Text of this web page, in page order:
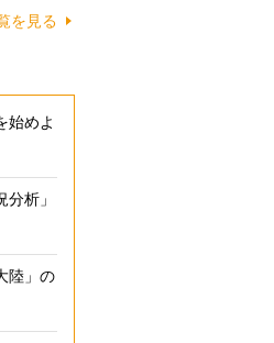
を見る
始めよ
析」
陸」の